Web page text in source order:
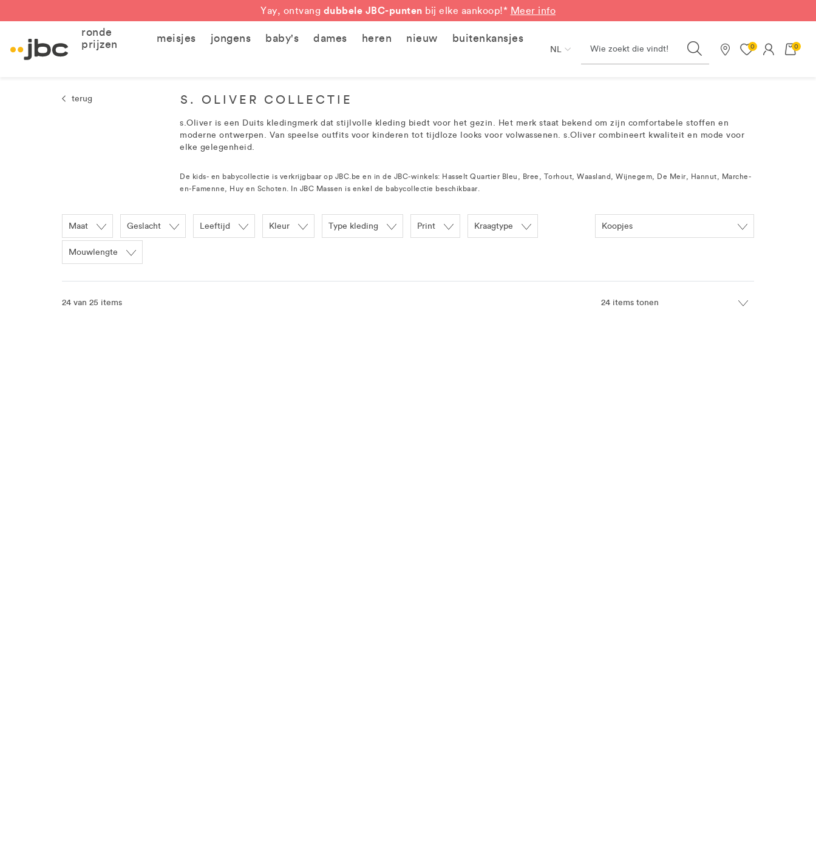
Yay, ontvang dubbele JBC-punten bij elke aankoop!* Meer info
ronde
prijzen
meisjes jongens baby's dames heren nieuw buitenkansjes
NL Search
Onze winkels
0 0
terug S. OLIVER COLLECTIE
s.Oliver is een Duits kledingmerk dat stijlvolle kleding biedt voor het gezin. Het merk staat bekend om zijn comfortabele stoffen en
moderne ontwerpen. Van speelse outfits voor kinderen tot tijdloze looks voor volwassenen. s.Oliver combineert kwaliteit en mode voor
elke gelegenheid.
De kids- en babycollectie is verkrijgbaar op JBC.be en in de JBC-winkels: Hasselt Quartier Bleu, Bree, Torhout, Waasland, Wijnegem, De Meir, Hannut, Marche-
en-Famenne, Huy en Schoten. In JBC Massen is enkel de babycollectie beschikbaar.
Maat Geslacht Leeftijd Kleur Type kleding Print Kraagtype
Mouwlengte
24 van 25 items